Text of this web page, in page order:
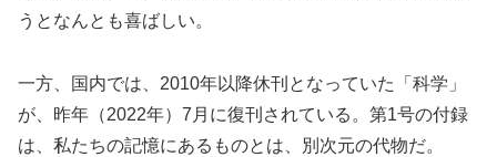
うとなんとも喜ばしい。
一方、国内では、2010年以降休刊となっていた「科学」
が、 昨年（2022年）7月に復刊されている。第1号の付録
は、 私たちの記憶にあるものとは、別次元の代物だ。